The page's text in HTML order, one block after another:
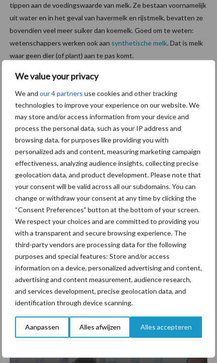
We value your privacy
We and our 4 partners use cookies and other tracking
technologies to improve your experience on our website. We
may store and/or access information from your device and
process the personal data, such as your IP address and
browsing data, for purposes like providing you with
personalized ads and content, measuring marketing campaign
effectiveness, analyzing audience insights, collecting precise
geolocation data, and product development. Please note that
your consent will be valid across all our subdomains. You can
change or withdraw your consent at any time by clicking the
“Consent Preferences” button at the bottom of your screen.
We respect your choices and are committed to providing you
with a transparent and secure browsing experience. The
third-party vendors are processing data for the following
purposes and special features: Store and/or access
information on a device, personalized advertising and content,
advertising and content measurement, audience research,
and services development, precise geolocation data, and
identification through device scanning.
Aanpassen Alles afwijzen Alles accepteren
tippen aan de voedingswaarde van melk. Ze bestaan voornamelijk
uit water en in het geval van havermelk en rijstmelk, bevatten ze
bovendien veel meer suiker dan koemelk. Goed om te weten:
wetenschappers werken ook aan synthetische melk. Dat is melk
waar geen dier (of plant) aan te pas komt.
Alternatieven voor melk duurzaam?
Het is dus best lastig om een goed alternatief voor melk te
vinden met dezelfde voedingswaarde. Hoe zit het dan met het
milieu? Plantaardige melk hebben toch wel een minder grote
impact? Per liter klopt dat, maar uiteindelijk gaat het erom hoe
gezond je complete voedingspatroon is. We hebben allemaal
hoogwaardige eiwitten en vitamine B12 nodig. Die twee stoffen
vind je vrijwel alleen in dierlijke producten zoals vlees en zuivel.
Om dezelfde voedingswaarde uit plantaardige producten te
halen, moet je flink dooreten. Als je die rekensom maakt: dus de
voedingswaarde x hoeveelheid x impact op het milieu, dan is de
impact van melk ongeveer gelijk aan die van de plantaardige
vervangers. Het grootste verschil? Bij melk krijg je wat betreft
voedingswaarde veel meer waar voor je geld.
Zijn ze lekker?
En hoe zit het dan met de smaak? Smaken verschillen natuurlijk,
maar veel mensen vinden melkalternatieven vaak waterig, zoals
het proefpanel van de Consumentenbond.